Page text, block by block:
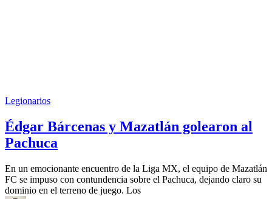
Legionarios
Édgar Bárcenas y Mazatlán golearon al
Pachuca
En un emocionante encuentro de la Liga MX, el equipo de Mazatlán
FC se impuso con contundencia sobre el Pachuca, dejando claro su
dominio en el terreno de juego. Los